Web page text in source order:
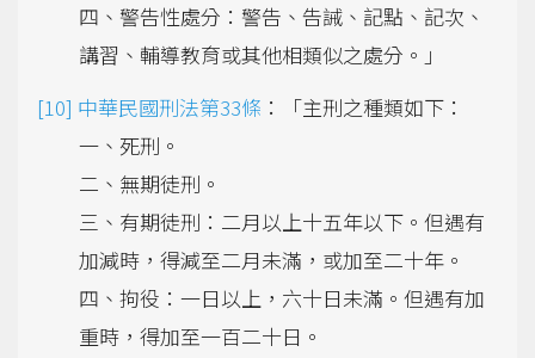
四、警告性處分：警告、告誡、記點、記次、
講習、輔導教育或其他相類似之處分。」
中華民國刑法第33條 ：「主刑之種類如下：
一、死刑。
二、無期徒刑。
三、有期徒刑：二月以上十五年以下。但遇有
加減時，得減至二月未滿，或加至二十年。
四、拘役：一日以上，六十日未滿。但遇有加
重時，得加至一百二十日。